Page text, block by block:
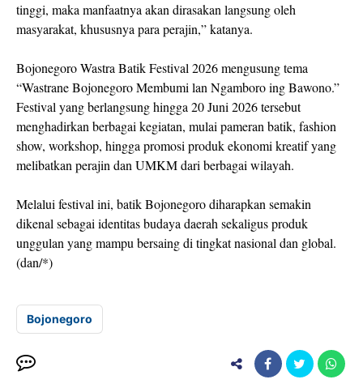
tinggi, maka manfaatnya akan dirasakan langsung oleh
masyarakat, khususnya para perajin,” katanya.
Bojonegoro Wastra Batik Festival 2026 mengusung tema
“Wastrane Bojonegoro Membumi lan Ngamboro ing Bawono.”
Festival yang berlangsung hingga 20 Juni 2026 tersebut
menghadirkan berbagai kegiatan, mulai pameran batik, fashion
show, workshop, hingga promosi produk ekonomi kreatif yang
melibatkan perajin dan UMKM dari berbagai wilayah.
Melalui festival ini, batik Bojonegoro diharapkan semakin
dikenal sebagai identitas budaya daerah sekaligus produk
unggulan yang mampu bersaing di tingkat nasional dan global.
(dan/*)
Bojonegoro